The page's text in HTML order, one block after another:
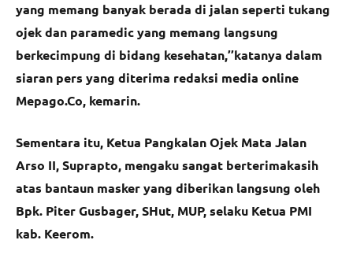
yang memang banyak berada di jalan seperti tukang
ojek dan paramedic yang memang langsung
berkecimpung di bidang kesehatan,’’katanya dalam
siaran pers yang diterima redaksi media online
Mepago.Co, kemarin.
Sementara itu, Ketua Pangkalan Ojek Mata Jalan
Arso II, Suprapto, mengaku sangat berterimakasih
atas bantaun masker yang diberikan langsung oleh
Bpk. Piter Gusbager, SHut, MUP, selaku Ketua PMI
kab. Keerom.